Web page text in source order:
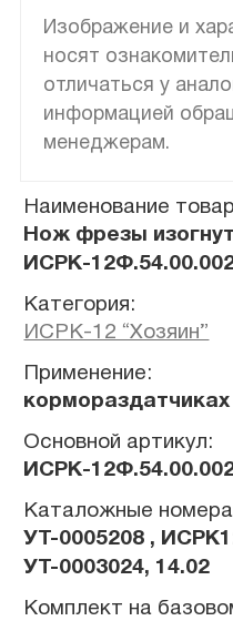
Изображение и
носят
отличаться у
информацией
менеджерам.
Наименование
Нож фрезы
ИСРК-
Категория:
ИСРК-12 “Хозяин”
Применение:
Основной артикул:
ИСРК-
Каталожные
УТ-0005208 ,
УТ-0003024, 14.02
Комплект на